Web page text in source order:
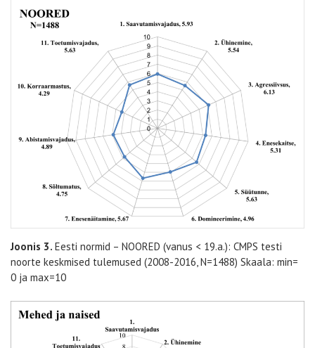
Joonis 3. Eesti normid – NOORED (vanus < 19.a.): CMPS testi
noorte keskmised tulemused (2008-2016, N=1488) Skaala: min=
0 ja max=10